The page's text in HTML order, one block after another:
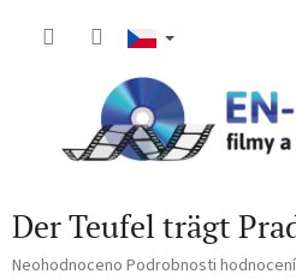
Der Teufel trägt
Průměrné
Neohodnoceno Podrobnosti hodnocení